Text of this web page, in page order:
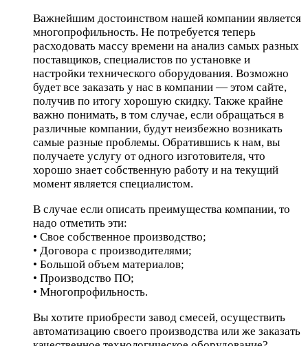
Важнейшим достоинством нашей компании является
многопрофильность. Не потребуется теперь
расходовать массу времени на анализ самых разных
поставщиков, специалистов по установке и
настройки технического оборудования. Возможно
будет все заказать у нас в компании — этом сайте,
получив по итогу хорошую скидку. Также крайне
важно понимать, в том случае, если обращаться в
различные компании, будут неизбежно возникать
самые разные проблемы. Обратившись к нам, вы
получаете услугу от одного изготовителя, что
хорошо знает собственную работу и на текущий
момент является специалистом.
В случае если описать преимущества компании, то
надо отметить эти:
• Свое собственное производство;
• Договора с производителями;
• Большой объем материалов;
• Производство ПО;
• Многопрофильность.
Вы хотите приобрести завод смесей, осуществить
автоматизацию своего производства или же заказать